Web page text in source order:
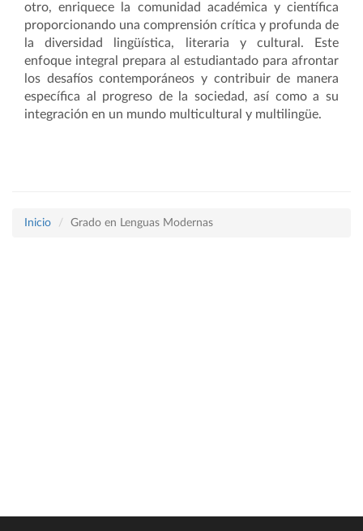
otro, enriquece la comunidad académica y científica
proporcionando una comprensión crítica y profunda de
la diversidad lingüística, literaria y cultural. Este
enfoque integral prepara al estudiantado para afrontar
los desafíos contemporáneos y contribuir de manera
específica al progreso de la sociedad, así como a su
integración en un mundo multicultural y multilingüe.
Inicio Grado en Lenguas Modernas